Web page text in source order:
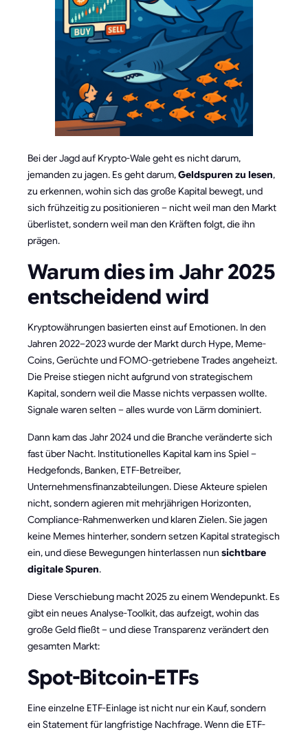
Bei der Jagd auf Krypto-Wale geht es nicht darum,
jemanden zu jagen. Es geht darum,Geldspuren zu lesen,
zu erkennen, wohin sich das große Kapital bewegt, und
sich frühzeitig zu positionieren – nicht weil man den Markt
überlistet, sondern weil man den Kräften folgt, die ihn
prägen.
Warum dies im Jahr 2025
entscheidend wird
Kryptowährungen basierten einst auf Emotionen. In den
Jahren 2022–2023 wurde der Markt durch Hype, Meme-
Coins, Gerüchte und FOMO-getriebene Trades angeheizt.
Die Preise stiegen nicht aufgrund von strategischem
Kapital, sondern weil die Masse nichts verpassen wollte.
Signale waren selten – alles wurde von Lärm dominiert.
Dann kam das Jahr 2024 und die Branche veränderte sich
fast über Nacht. Institutionelles Kapital kam ins Spiel –
Hedgefonds, Banken, ETF-Betreiber,
Unternehmensfinanzabteilungen. Diese Akteure spielen
nicht, sondern agieren mit mehrjährigen Horizonten,
Compliance-Rahmenwerken und klaren Zielen. Sie jagen
keine Memes hinterher, sondern setzen Kapital strategisch
ein, und diese Bewegungen hinterlassen nun sichtbare
digitale Spuren.
Diese Verschiebung macht 2025 zu einem Wendepunkt. Es
gibt ein neues Analyse-Toolkit, das aufzeigt, wohin das
große Geld fließt – und diese Transparenz verändert den
gesamten Markt:
Spot-Bitcoin-ETFs
Eine einzelne ETF-Einlage ist nicht nur ein Kauf, sondern
ein Statement für langfristige Nachfrage. Wenn die ETF-